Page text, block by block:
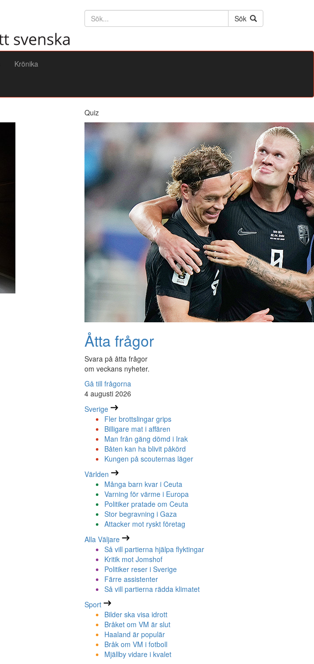
Söktext
Sök
Krönika
Quiz
Åtta frågor
Svara på åtta frågor
om veckans nyheter.
Gå till frågorna
4 augusti 2026
Sverige
Fler brottslingar grips
Billigare mat i affären
Man från gäng dömd i Irak
Båten kan ha blivit påkörd
Kungen på scouternas läger
Världen
Många barn kvar i Ceuta
Varning för värme i Europa
Politiker pratade om Ceuta
Stor begravning i Gaza
Attacker mot ryskt företag
Alla Väljare
Så vill partierna hjälpa flyktingar
Kritik mot Jomshof
Politiker reser i Sverige
Färre assistenter
Så vill partierna rädda klimatet
Sport
Bilder ska visa idrott
Bråket om VM är slut
Haaland är populär
Bråk om VM i fotboll
Mjällby vidare i kvalet